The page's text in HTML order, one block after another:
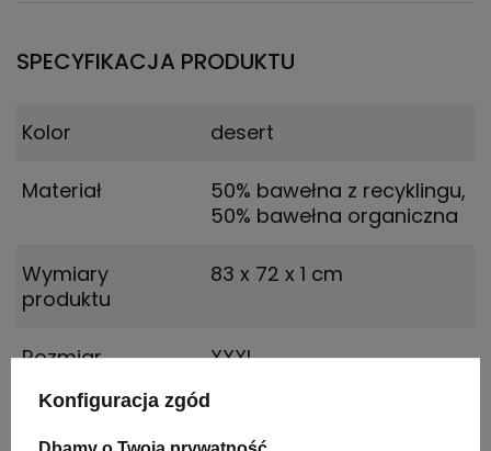
SPECYFIKACJA PRODUKTU
Kolor desert
Materiał
50% bawełna z recyklingu,
50% bawełna organiczna
Wymiary
produktu
83 x 72 x 1 cm
Rozmiar XXXL
Konfiguracja zgód